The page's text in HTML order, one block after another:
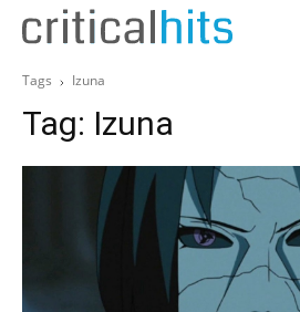
Tags Izuna
Tag: Izuna